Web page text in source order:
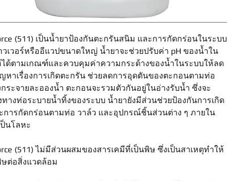
(511) เป็นน้ำยาป้องกันตะกรันสนิม และการกัดกร่อนในระบบ
วเวอร์หรืออีแวปขนาดใหญ่ น้ำยาจะช่วยปรับค่า pH ของน้ำใน
ได้ตามเกณฑ์และควบคุมค่าความกระด้างของน้ำในระบบให้ลด
หาเรื่องการเกิดตะกรัน ช่วยลดการอุดตันของตะกอนตามท่อ
ระจายละอองน้ำ ตะกอนจะรวมตัวกันอยู่ในอ่างรับน้ำ ซึ่งจะ
างท่อระบายน้ำทิ้งของระบบ น้ำยายังมีส่วนช่วยป้องกันการเกิด
การกัดกร่อนตามท่อ วาล์ว และอุปกรณ์ชิ้นส่วนต่าง ๆ ภายใน
นโลหะ
(511) ไม่มีส่วนผสมของสารเคมีที่เป็นพิษ ซึ่งเป็นสาเหตุทำให้
ษต่อสิ่งแวดล้อม